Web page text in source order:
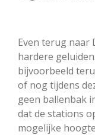
Even terug naar
hardere
bijvoorbeeld
of nog tijdens
geen ballenbak
dat de stations
mogelijke